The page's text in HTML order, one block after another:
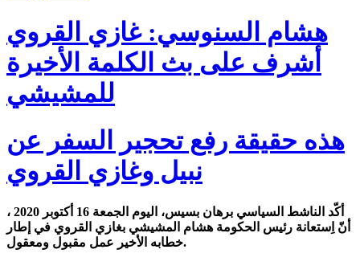
هشام السنوسي: غازي القروي
أشرف على بث الكلمة الأخيرة
للمشيشي
هذه حقيقة رفع تحجير السفر عن
نبيل وغازي القروي
أكّد الناشط السياسي برهان بسيس، اليوم الجمعة 16 أكتوبر 2020 ،
أنّ اِستعانة رئيس الحكومة هشام المشيشي بغازي القروي في إطار
خطابه الأخير عمل مقبول ومعقول.